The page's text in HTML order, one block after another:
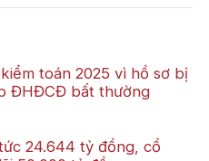
toán 2025 vì hồ sơ bị
ĐHĐCĐ bất thường
24.644 tỷ đồng, cổ